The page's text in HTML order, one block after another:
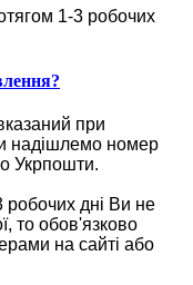
1-3 робочих
при
надішлемо номер
Укрпошти.
робочих дні Ви не
то обов'язково
на сайті або